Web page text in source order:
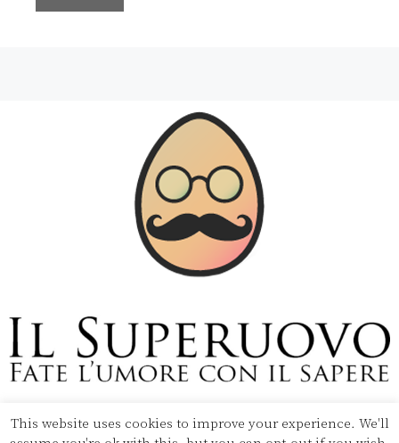
Copyright © 2020 Il Superuovo — Powered by Pipool
This website uses cookies to improve your experience. We'll